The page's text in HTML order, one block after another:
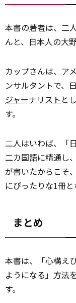
本書の著者は、二
んと、日本人の大
カップさんは、ア
ンサルタントで、
ジャーナリスト と
す。
二人はいわば、「
二カ国語に精通し
が書いたからこそ
にぴったりな1冊と
まとめ
本書は、「心構え
ようになる」 方法
す。